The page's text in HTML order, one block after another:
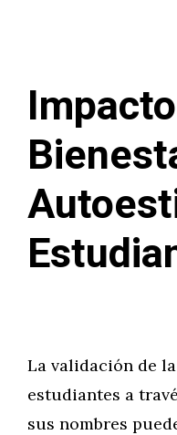
La validación de
estudiantes a
sus nombres